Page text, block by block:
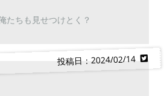
たちも見せつけとく？
投稿日：2024/02/14